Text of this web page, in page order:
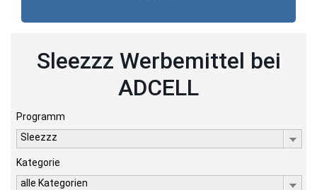
Sleezzz Werbemittel bei
ADCELL
Programm
Sleezzz
Kategorie
alle Kategorien